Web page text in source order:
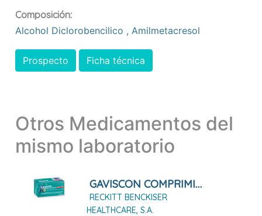
Composición:
Alcohol Diclorobencilico , Amilmetacresol
Prospecto Ficha técnica
Otros Medicamentos del
mismo laboratorio
GAVISCON COMPRIMIDOS MASTICABLES SABOR FRESA, 24 Comprimidos
RECKITT BENCKISER
HEALTHCARE, S.A.